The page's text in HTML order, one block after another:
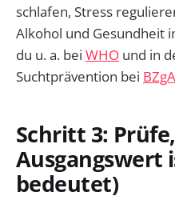
schlafen, Stress
Alkohol und Gesundheit
du u. a. bei WHO und in
Suchtprävention bei BZgA
Schritt 3:
Ausgangswert
bedeutet)